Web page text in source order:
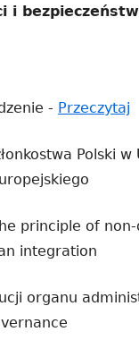
i
- Przeczytaj
Polski
principle of
integration
organu